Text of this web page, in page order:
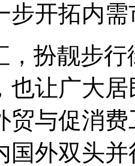
步开拓内需
，扮靓步
也让广大
贸与促消
国外双头